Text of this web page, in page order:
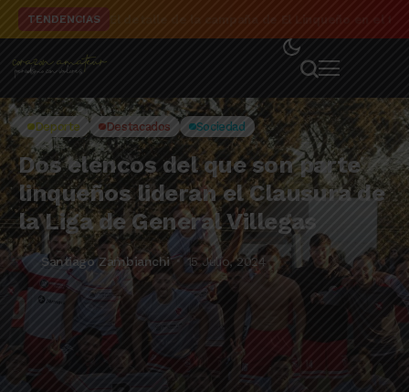
TENDENCIAS
Deporte Destacados Sociedad
Dos elencos del que son parte
linqueños lideran el Clausura de
la Liga de General Villegas
Santiago Zambianchi 15 Julio, 2024